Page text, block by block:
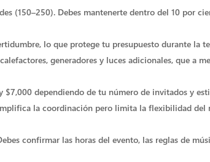
(150–250). Debes mantenerte dentro del 10 por
lo que protege tu presupuesto durante la
generadores y luces adicionales, que a
$7,000 dependiendo de tu número de invitados y
la coordinación pero limita la flexibilidad del
confirmar las horas del evento, las reglas de